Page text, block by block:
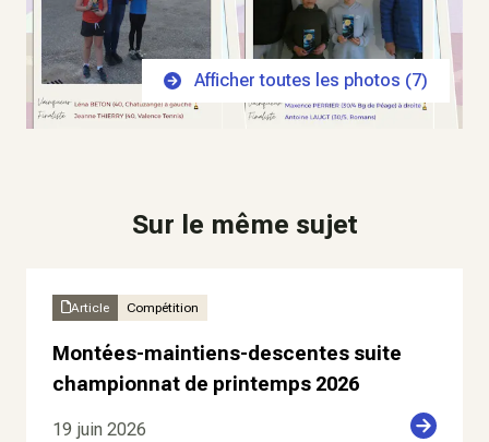
Afficher toutes les photos (7)
Sur le même sujet
Article Compétition
Montées-maintiens-descentes suite
championnat de printemps 2026
19 juin 2026